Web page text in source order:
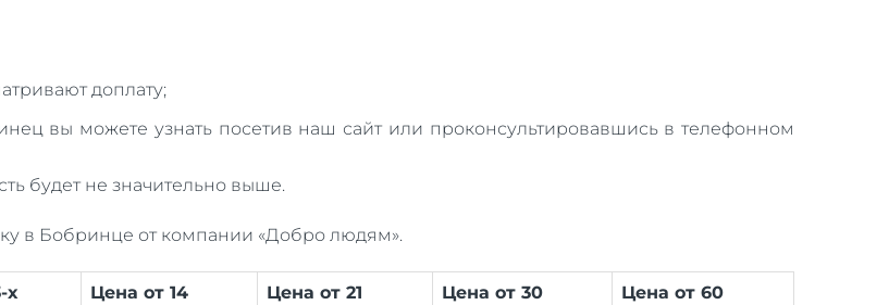
доплату;
вы можете узнать посетив наш сайт или проконсультировавшись в телефонном
будет не значительно выше.
в Бобринце от компании «Добро людям».
х
Цена от 14
Цена от 21
Цена от 30
Цена от 60